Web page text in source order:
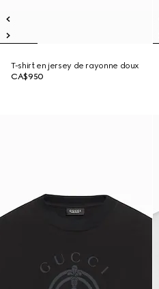
T-shirt en jersey de rayonne doux
CA$950